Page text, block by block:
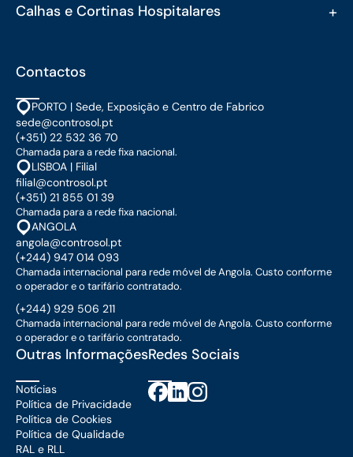
Calhas e Cortinas Hospitalares +
Contactos
PORTO | Sede, Exposição e Centro de Fabrico
sede@controsol.pt
(+351) 22 532 36 70
Chamada para a rede fixa nacional.
LISBOA | Filial
filial@controsol.pt
(+351) 21 855 01 39
Chamada para a rede fixa nacional.
ANGOLA
angola@controsol.pt
(+244) 947 014 093
Chamada internacional para rede móvel de Angola. Custo conforme
o operador e o tarifário contratado.
(+244) 929 506 211
Chamada internacional para rede móvel de Angola. Custo conforme
o operador e o tarifário contratado.
Outras Informações
Notícias
Política de Privacidade
Política de Cookies
Política de Qualidade
RAL e RLL
Redes Sociais